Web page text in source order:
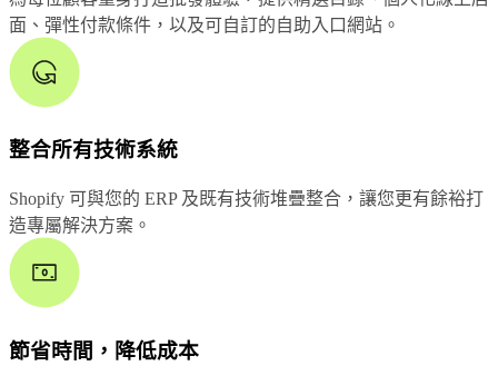
面、彈性付款條件，以及可自訂的自助入口網站。
整合所有技術系統
Shopify 可與您的 ERP 及既有技術堆疊整合，讓您更有餘裕打
造專屬解決方案。
節省時間，降低成本